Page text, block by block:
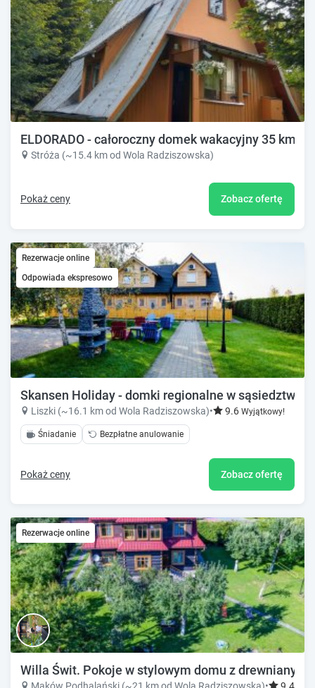
ELDORADO - całoroczny domek wakacyjny 35 km
Stróża (~15.4 km od Wola Radziszowska)
Pokaż ceny Zobacz ofertę
Rezerwacje online
Odpowiada ekspresowo
Skansen Holiday - domki regionalne w sąsiedztwie
Liszki (~16.1 km od Wola Radziszowska)• 9.6 Wyjątkowy!
Śniadanie Bezpłatne anulowanie
Pokaż ceny Zobacz ofertę
Rezerwacje online
Willa Świt. Pokoje w stylowym domu z drewnianych